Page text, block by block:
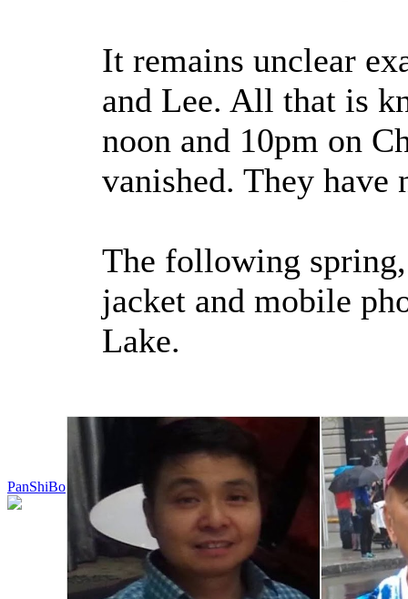
PanShiBo
It remains unclear
and Lee. All that is
noon and 10pm on
vanished. They have
The following spring,
jacket and mobile
Lake.